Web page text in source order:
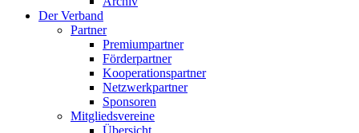
Der Verband
Partner
Premiumpartner
Förderpartner
Kooperationspartner
Netzwerkpartner
Sponsoren
Mitgliedsvereine
Übersicht